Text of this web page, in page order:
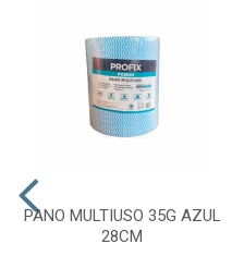
PANO MULTIUSO 35G AZUL
28CM